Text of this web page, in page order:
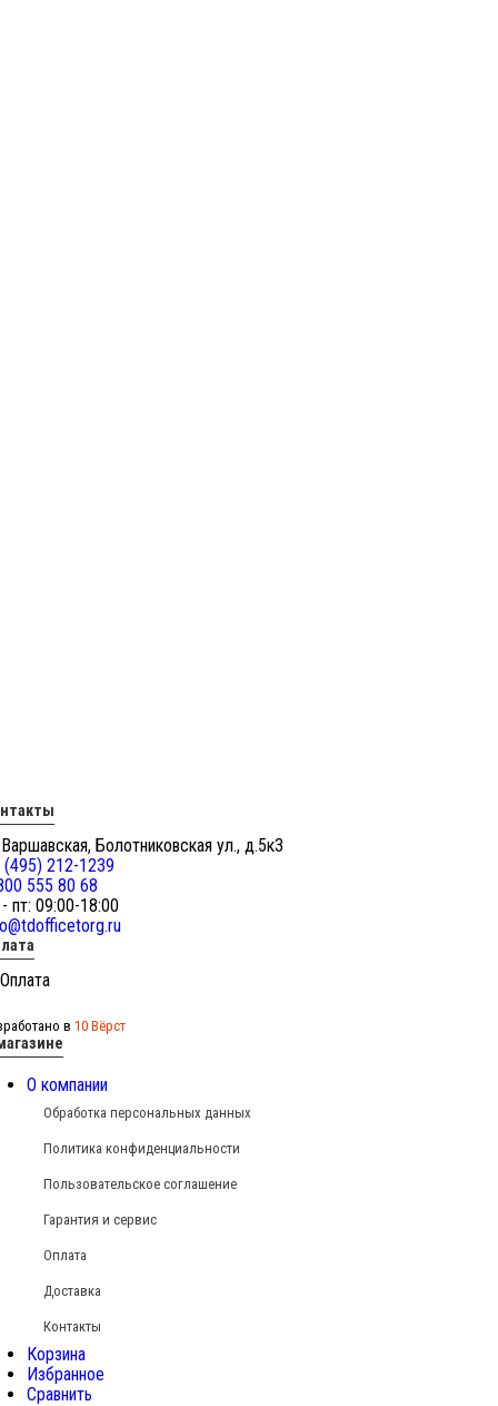
Болотниковская ул., д.5к3
(495) 212-1239
555 80 68
пт: 09:00-18:00
в 10 Вёрст
О компании
Обработка персональных данных
Политика конфиденциальности
Пользовательское соглашение
Гарантия и сервис
Оплата
Доставка
Контакты
Корзина
Избранное
Сравнить